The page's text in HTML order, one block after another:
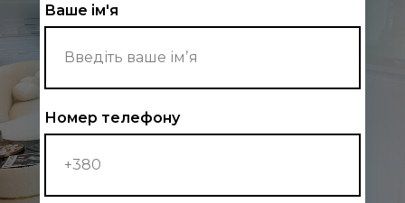
Ваше ім'я
Номер телефону